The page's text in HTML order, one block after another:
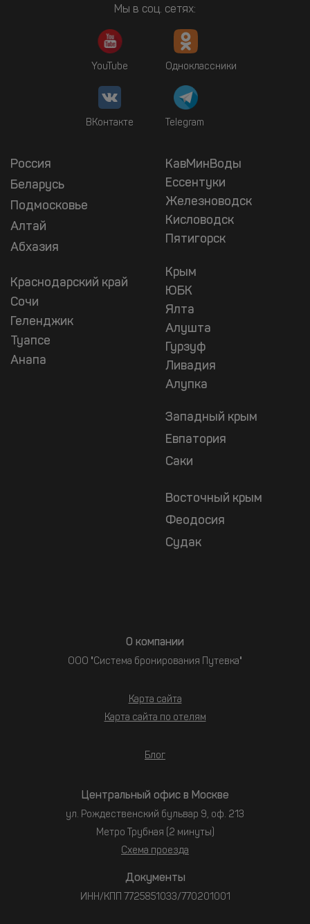
Мы в соц. сетях:
YouTube Одноклассники
ВКонтакте Telegram
Россия
Беларусь
Подмосковье
Алтай
Абхазия
Краснодарский край
Сочи
Геленджик
Туапсе
Анапа
КавМинВоды
Ессентуки
Железноводск
Кисловодск
Пятигорск
Крым
ЮБК
Ялта
Алушта
Гурзуф
Ливадия
Алупка
Западный крым
Евпатория
Саки
Восточный крым
Феодосия
Судак
О компании
ООО "Система бронирования Путевка"
Карта сайта
Карта сайта по отелям
Блог
Документы
ИНН/КПП 7725851033/770201001
Центральный офис в Москве
ул. Рождественский бульвар 9, оф. 213
Метро Трубная (2 минуты)
Схема проезда